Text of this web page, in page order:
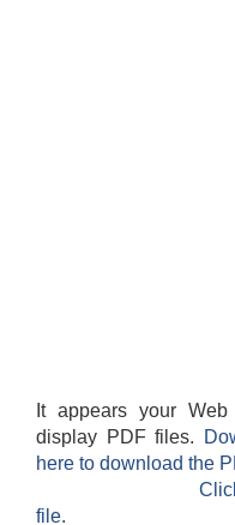
It appears your
display PDF files.
here to download the
file.